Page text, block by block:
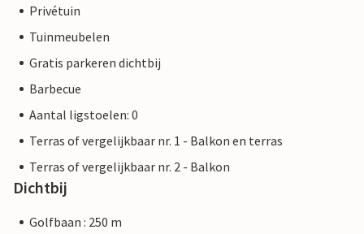
Privétuin
Tuinmeubelen
Gratis parkeren dichtbij
Barbecue
Aantal ligstoelen: 0
Terras of vergelijkbaar nr. 1 - Balkon en terras
Terras of vergelijkbaar nr. 2 - Balkon
Dichtbij
Golfbaan : 250 m